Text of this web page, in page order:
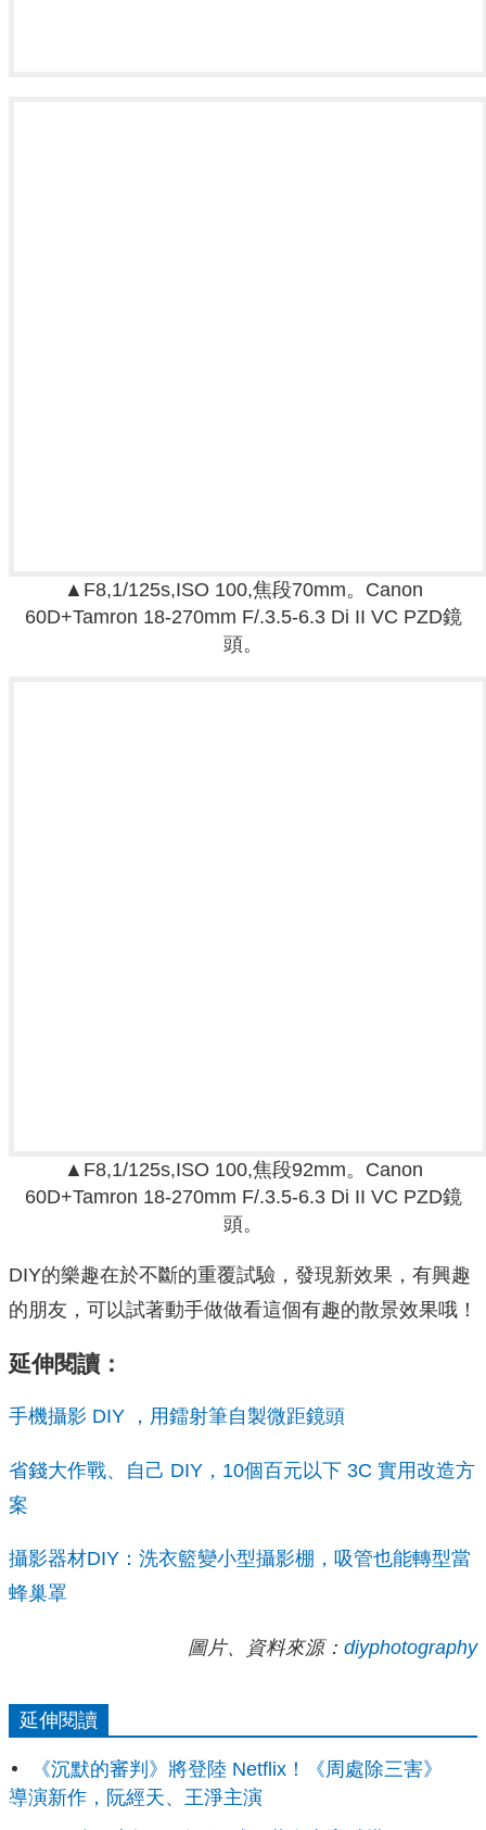
▲F8,1/125s,ISO 100,焦段70mm。 Canon
60D+Tamron 18-270mm F/.3.5-6.3 Di II VC PZD鏡
頭。
▲F8,1/125s,ISO 100,焦段92mm。 Canon
60D+Tamron 18-270mm F/.3.5-6.3 Di II VC PZD鏡
頭。
DIY的樂趣在於不斷的重覆試驗，發現新效果，有興趣
的朋友，可以試著動手做做看這個有趣的散景效果哦！
延伸閱讀：
手機攝影 DIY ，用鐳射筆自製微距鏡頭
省錢大作戰、自己 DIY，10個百元以下 3C 實用改造方
案
攝影器材DIY：洗衣籃變小型攝影棚，吸管也能轉型當
蜂巢罩
圖片、資料來源： diyphotography
延伸閱讀
《沉默的審判》將登陸 Netflix！《周處除三害》
導演新作，阮經天、王淨主演